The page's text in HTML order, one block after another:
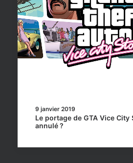
9 janvier 2019
Le portage de GTA Vice City
annulé ?